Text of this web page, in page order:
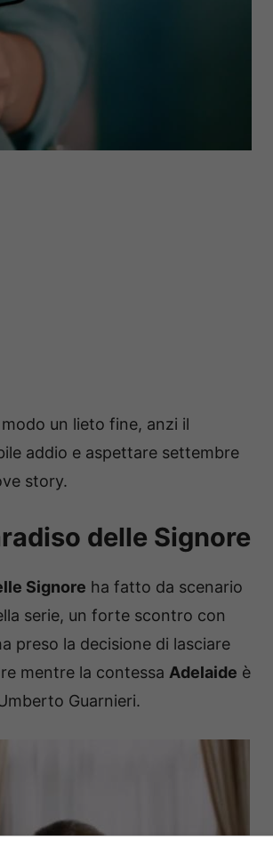
un lieto fine, anzi il
addio e aspettare settembre
story.
delle Signore
Signore ha fatto da scenario
serie, un forte scontro con
preso la decisione di lasciare
mentre la contessa Adelaide è
Guarnieri.